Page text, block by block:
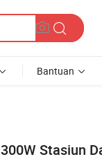
Bantuan
Stasiun